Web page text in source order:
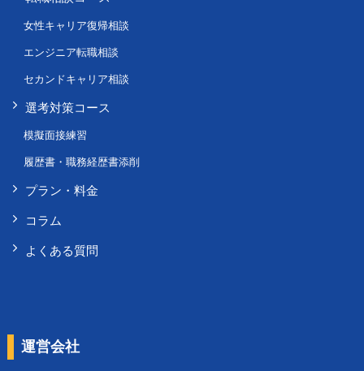
女性キャリア復帰相談
エンジニア転職相談
セカンドキャリア相談
選考対策コース
模擬面接練習
履歴書・職務経歴書添削
プラン・料金
コラム
よくある質問
運営会社